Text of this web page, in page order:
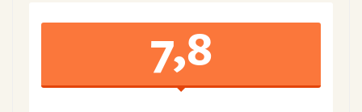
7,8